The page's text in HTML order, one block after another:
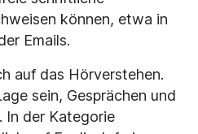
können, etwa in
Emails.
auf das Hörverstehen.
sein, Gesprächen und
In der Kategorie